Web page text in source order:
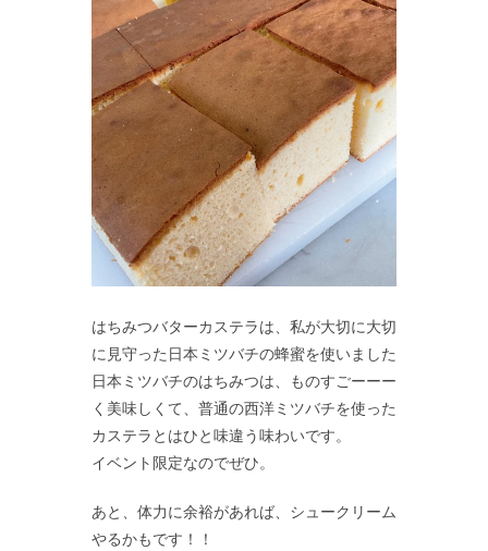
はちみつバターカステラは、私が大切に大切
に見守った日本ミツバチの蜂蜜を使いました
日本ミツバチのはちみつは、ものすごーーー
く美味しくて、普通の西洋ミツバチを使った
カステラとはひと味違う味わいです。
イベント限定なのでぜひ。
あと、体力に余裕があれば、シュークリーム
やるかもです！！